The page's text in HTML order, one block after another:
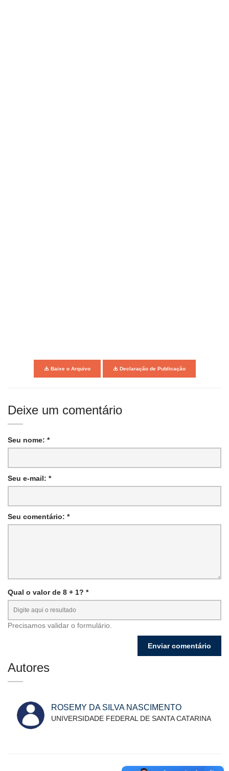
Baixe o Arquivo Declaração de Publicação
Deixe um comentário
Seu nome: *
Seu e-mail: *
Seu comentário: *
Qual o valor de 8 + 1? *
Precisamos validar o formulário.
Autores
ROSEMY DA SILVA NASCIMENTO
UNIVERSIDADE FEDERAL DE SANTA CATARINA